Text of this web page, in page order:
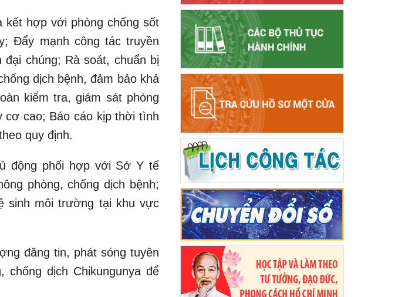
kết hợp với phòng chống sốt
Đẩy mạnh công tác truyền
chúng; Rà soát, chuẩn bị
dịch bệnh, đảm bảo khả
kiểm tra, giám sát phòng
cơ cao; Báo cáo kịp thời tình
quy định.
động phối hợp với Sở Y tế
phòng, chống dịch bệnh;
sinh môi trường tại khu vực
đăng tin, phát sóng tuyên
chống dịch Chikungunya để